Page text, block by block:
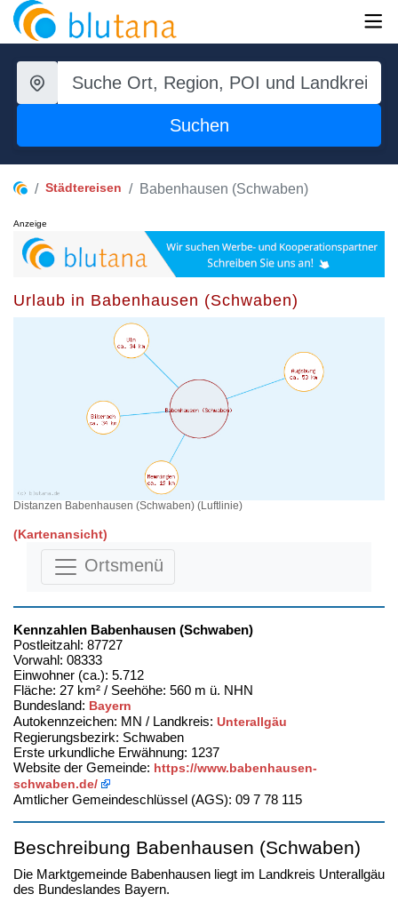
Suchen
Städtereisen Babenhausen (Schwaben)
Anzeige
Urlaub in Babenhausen (Schwaben)
Distanzen Babenhausen (Schwaben) (Luftlinie)
(Kartenansicht)
Ortsmenü
Kennzahlen Babenhausen (Schwaben)
Postleitzahl: 87727
Vorwahl: 08333
Einwohner (ca.): 5.712
Fläche: 27 km² / Seehöhe: 560 m ü. NHN
Bundesland: Bayern
Autokennzeichen: MN / Landkreis: Unterallgäu
Regierungsbezirk: Schwaben
Erste urkundliche Erwähnung: 1237
Website der Gemeinde: https://www.babenhausen-
schwaben.de/
Amtlicher Gemeindeschlüssel (AGS): 09 7 78 115
Beschreibung Babenhausen (Schwaben)
Die Marktgemeinde Babenhausen liegt im Landkreis Unterallgäu
des Bundeslandes Bayern.